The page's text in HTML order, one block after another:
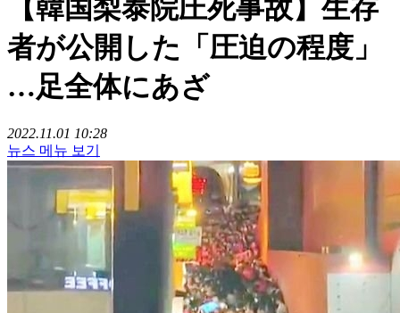
【韓国梨泰院圧死事故】生存
者が公開した「圧迫の程度」
…足全体にあざ
2022.11.01 10:28
뉴스 메뉴 보기